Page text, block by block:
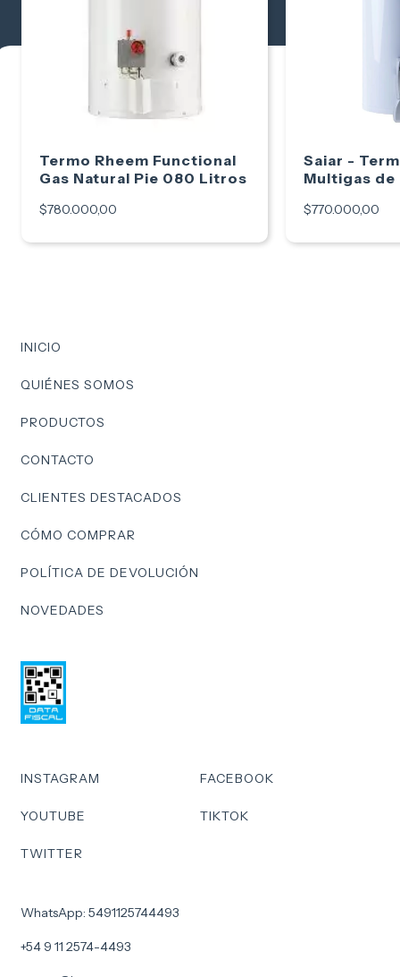
Termo Rheem Functional
Gas Natural Pie 080 Litros
$780.000,00
Saiar -
Multigas
$770.000,00
INICIO
QUIÉNES SOMOS
PRODUCTOS
CONTACTO
CLIENTES DESTACADOS
CÓMO COMPRAR
POLÍTICA DE DEVOLUCIÓN
NOVEDADES
INSTAGRAM FACEBOOK
YOUTUBE TIKTOK
TWITTER
WhatsApp: 5491125744493
+54 9 11 2574-4493